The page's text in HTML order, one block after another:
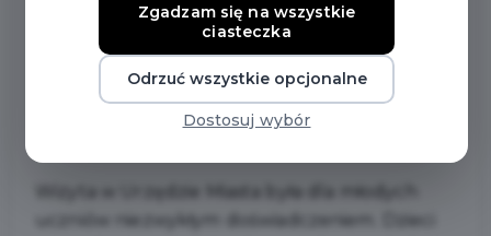
W pierwszym dniu kalendarzowej wiosny, 21
marca 2025 r., Urząd Miasta Pruszcz Gdański
gościł dzieci z Oddziałów Przedszkolnych
Zespołu Szkół Ogólnokształcących nr 1 w
Pruszczu Gdańskim, z grup "0c" oraz "Sówki".
uczniów niezwykłym doświadczeniem. Dzieci
Zgadzam się na wszystkie
ciasteczka
Odrzuć wszystkie opcjonalne
Dostosuj wybór